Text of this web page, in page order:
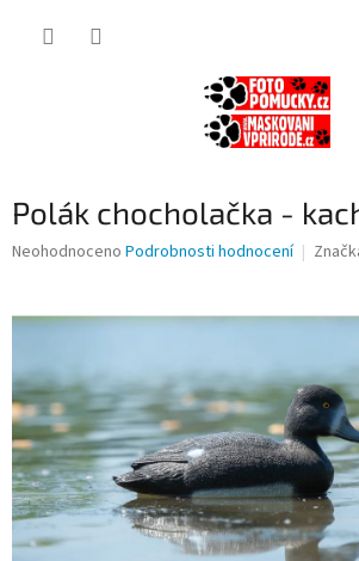
Polák chocholačka -
Průměrné
je
5
hvězdiček.
Neohodnoceno Podrobnosti hodnocení